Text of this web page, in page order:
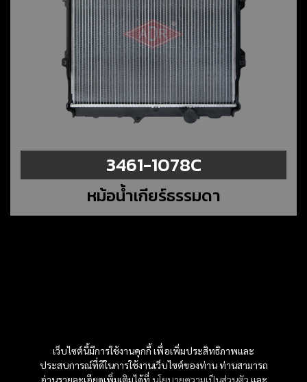
3461-1078C
หม้อน้ำเกียร์ธรรมดา
เว็บไซต์นี้มีการใช้งานคุกกี้ เพื่อเพิ่มประสิทธิภาพและ
ประสบการณ์ที่ดีในการใช้งานเว็บไซต์ของท่าน ท่านสามารถ
อ่านรายละเอียดเพิ่มเติมได้ที่ นโยบายความเป็นส่วนตัว และ